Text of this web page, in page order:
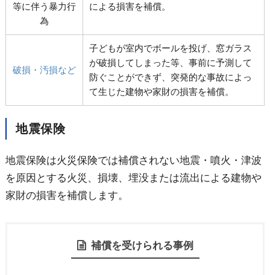
等に伴う暴力行
為
による損害を補償。
破損・汚損など
子どもが室内でボールを投げ、窓ガラス
が破損してしまった等、事前に予測して
防ぐことができず、突発的な事故によっ
て生じた建物や家財の損害を補償。
地震保険
地震保険は火災保険では補償されない地震・噴火・津波
を原因とする火災、損壊、埋没または流出による建物や
家財の損害を補償します。
補償を受けられる事例